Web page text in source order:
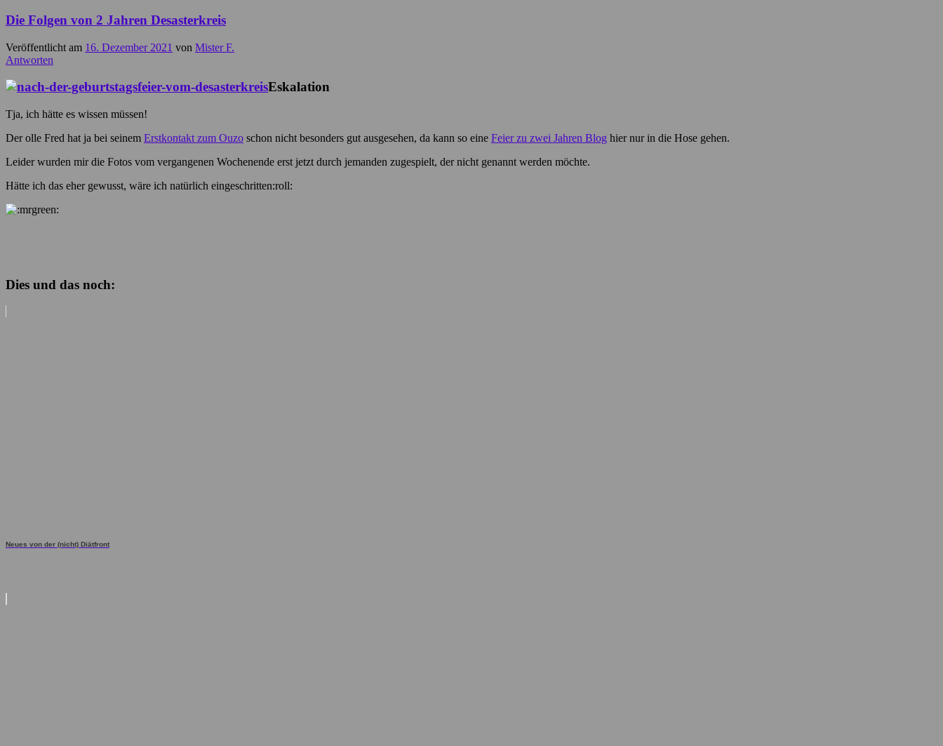
Die Folgen von 2 Jahren Desasterkreis
Veröffentlicht am 16. Dezember 2021 von Mister F.
Antworten
Eskalation
Tja, ich hätte es wissen müssen!
Der olle Fred hat ja bei seinem Erstkontakt zum Ouzo schon nicht besonders gut ausgesehen, da kann so eine Feier zu zwei Jahren Blog hier nur in die Hose gehen.
Leider wurden mir die Fotos vom vergangenen Wochenende erst jetzt durch jemanden zugespielt, der nicht genannt werden möchte.
Hätte ich das eher gewusst, wäre ich natürlich eingeschritten:roll:
Dies und das noch:
Neues von der (nicht) Diätfront